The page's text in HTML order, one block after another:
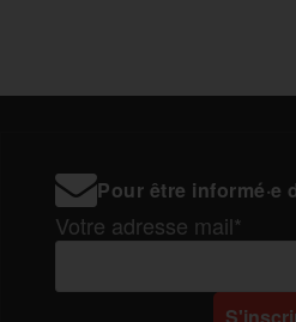
Pour être informé·e
Votre adresse mail*